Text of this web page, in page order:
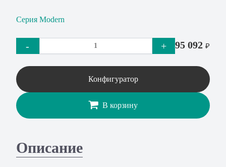
Серия Modern
- + 95 092 ₽
Конфигуратор
В корзину
Описание